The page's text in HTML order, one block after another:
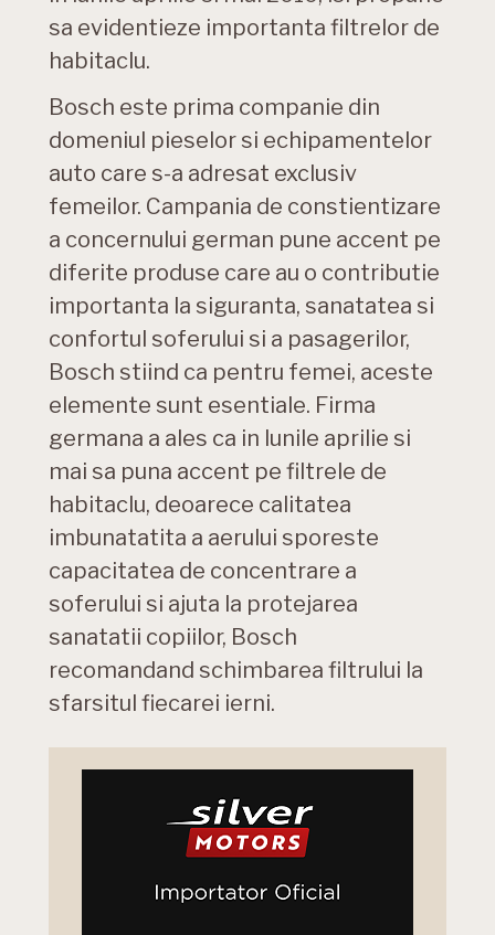
sa evidentieze importanta filtrelor de
habitaclu.
Bosch este prima companie din
domeniul pieselor si echipamentelor
auto care s-a adresat exclusiv
femeilor. Campania de constientizare
a concernului german pune accent pe
diferite produse care au o contributie
importanta la siguranta, sanatatea si
confortul soferului si a pasagerilor,
Bosch stiind ca pentru femei, aceste
elemente sunt esentiale. Firma
germana a ales ca in lunile aprilie si
mai sa puna accent pe filtrele de
habitaclu, deoarece calitatea
imbunatatita a aerului sporeste
capacitatea de concentrare a
soferului si ajuta la protejarea
sanatatii copiilor, Bosch
recomandand schimbarea filtrului la
sfarsitul fiecarei ierni.